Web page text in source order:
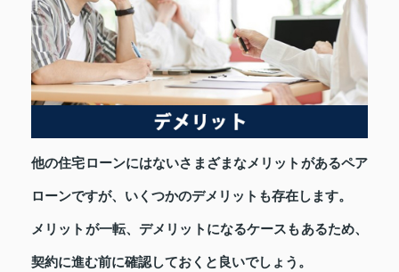
他の住宅ローンにはないさまざまなメリットがあるペア
ローンですが、いくつかのデメリットも存在します。
メリットが一転、デメリットになるケースもあるため、
契約に進む前に確認しておくと良いでしょう。